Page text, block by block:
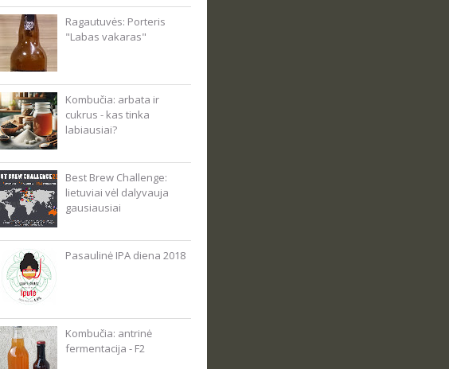
Ragautuvės: Porteris
"Labas vakaras"
Kombučia: arbata ir
cukrus - kas tinka
labiausiai?
Best Brew Challenge:
lietuviai vėl dalyvauja
gausiausiai
Pasaulinė IPA diena 2018
Kombučia: antrinė
fermentacija - F2